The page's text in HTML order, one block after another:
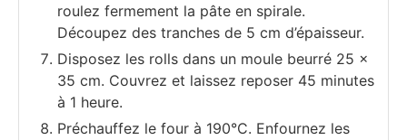
roulez fermement la pâte en spirale.
Découpez des tranches de 5 cm d’épaisseur.
Disposez les rolls dans un moule beurré 25 x
35 cm. Couvrez et laissez reposer 45 minutes
à 1 heure.
Préchauffez le four à 190°C. Enfournez les